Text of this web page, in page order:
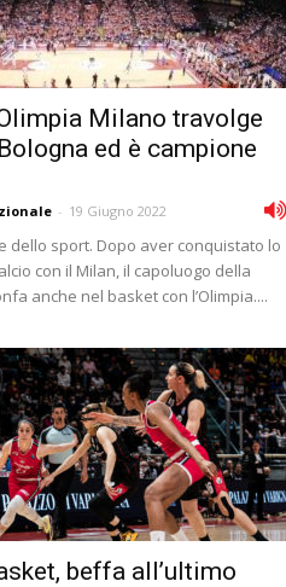
Milano travolge
ed è campione
- 19 Giugno 2022
dello sport. Dopo aver conquistato lo
con il Milan, il capoluogo della
anche nel basket con l’Olimpia....
beffa all’ultimo